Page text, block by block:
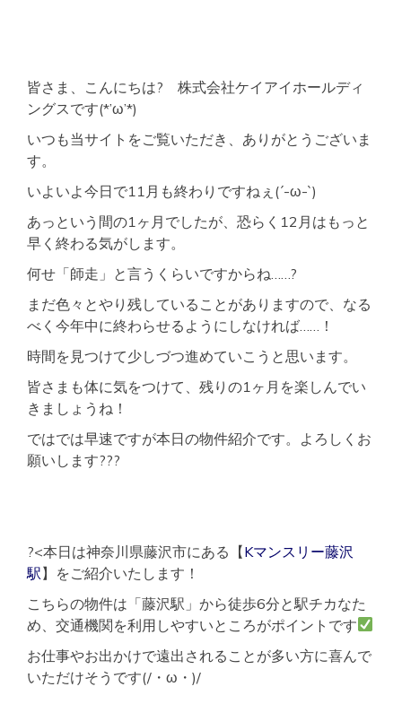
ア
ス
オ
ー
ト
ク
設
備
皆さま、こんにちは? 株式会社ケイアイホールディ
ングスです(*’ω’*)
いつも当サイトをご覧いただき、ありがとうございま
す。
いよいよ今日で11月も終わりですねぇ(´-ω-`)
あっという間の1ヶ月でしたが、恐らく12月はもっと
早く終わる気がします。
何せ「師走」と言うくらいですからね……?
まだ色々とやり残していることがありますので、なる
べく今年中に終わらせるようにしなければ……！
時間を見つけて少しづつ進めていこうと思います。
皆さまも体に気をつけて、残りの1ヶ月を楽しんでい
きましょうね！
ではでは早速ですが本日の物件紹介です。よろしくお
願いします???
?<本日は神奈川県藤沢市にある【Kマンスリー藤沢
駅】をご紹介いたします！
こちらの物件は「藤沢駅」から徒歩6分と駅チカなた
め、交通機関を利用しやすいところがポイントです
お仕事やお出かけで遠出されることが多い方に喜んで
いただけそうです(/・ω・)/